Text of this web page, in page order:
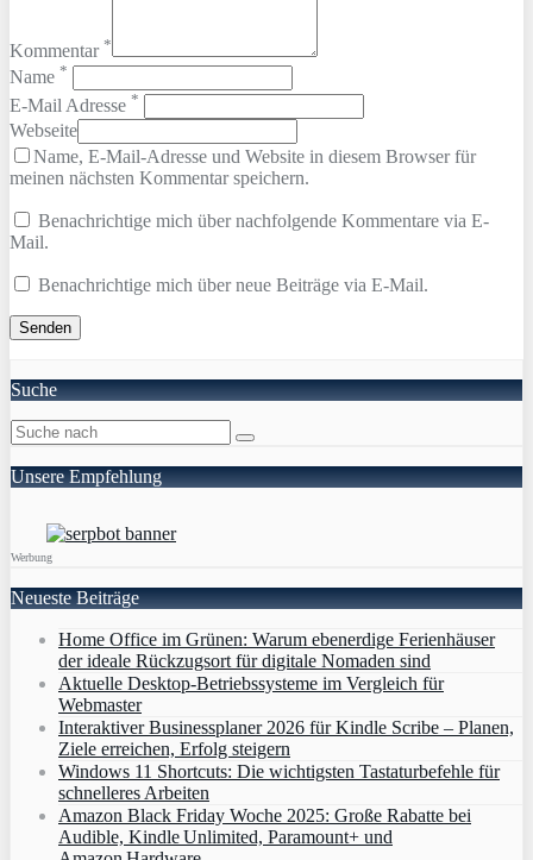
Kommentar *
Name *
E-Mail Adresse *
Webseite
Name, E-Mail-Adresse und Website in diesem Browser für
meinen nächsten Kommentar speichern.
Benachrichtige mich über nachfolgende Kommentare via E-
Mail.
Benachrichtige mich über neue Beiträge via E-Mail.
Suche
Unsere Empfehlung
Werbung
Neueste Beiträge
Home Office im Grünen: Warum ebenerdige Ferienhäuser
der ideale Rückzugsort für digitale Nomaden sind
Aktuelle Desktop-Betriebssysteme im Vergleich für
Webmaster
Interaktiver Businessplaner 2026 für Kindle Scribe – Planen,
Ziele erreichen, Erfolg steigern
Windows 11 Shortcuts: Die wichtigsten Tastaturbefehle für
schnelleres Arbeiten
Amazon Black Friday Woche 2025: Große Rabatte bei
Audible, Kindle Unlimited, Paramount+ und